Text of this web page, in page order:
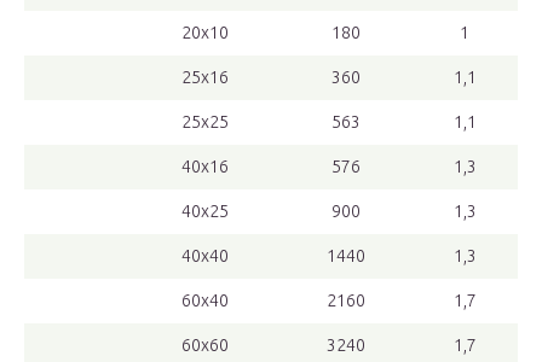
20х10 180 1
25х16 360 1,1
25х25 563 1,1
40х16 576 1,3
40х25 900 1,3
40х40 1440 1,3
60х40 2160 1,7
60х60 3240 1,7